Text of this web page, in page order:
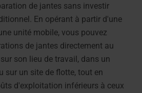
de jantes sans investir
En opérant à partir d'une
unité mobile, vous pouvez
de jantes directement au
son lieu de travail, dans un
sur un site de flotte, tout en
d'exploitation inférieurs à ceux